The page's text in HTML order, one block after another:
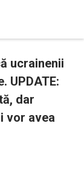
ucrainenii
UPDATE:
dar
vor avea